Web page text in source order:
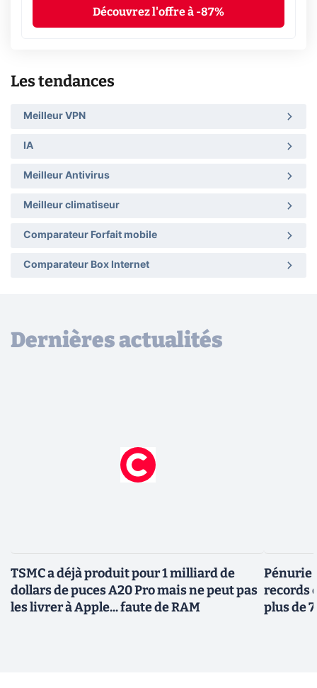
Découvrez l'offre à -87%
Les tendances
Meilleur VPN
IA
Meilleur Antivirus
Meilleur climatiseur
Comparateur Forfait mobile
Comparateur Box Internet
Dernières actualités
TSMC a déjà produit pour 1 milliard de
dollars de puces A20 Pro mais ne peut pas
les livrer à Apple... faute de RAM
Pénurie
records
plus de